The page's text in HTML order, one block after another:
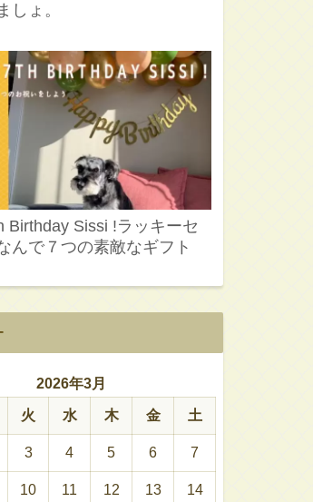
しょ。
Birthday Sissi !ラッキーセ
んで７つの素敵なギフト
2026年3月
火 水 木 金 土
3 4 5 6 7
10 11 12 13 14